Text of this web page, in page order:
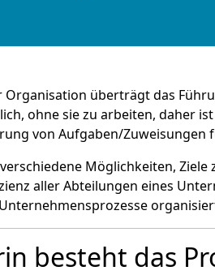
Organisation überträgt das
ohne sie zu arbeiten, daher
von Aufgaben/Zuweisungen
Möglichkeiten,
aller Abteilungen eines
besteht das